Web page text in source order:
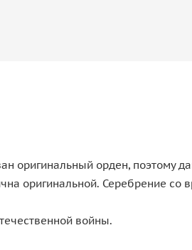
оригинальный орден, поэтому
оригинальной. Серебрение со
войны.